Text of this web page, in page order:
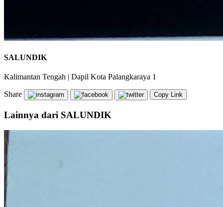
SALUNDIK
Kalimantan Tengah | Dapil Kota Palangkaraya 1
Share Copy Link
Lainnya dari SALUNDIK